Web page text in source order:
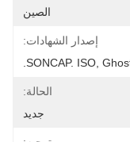
الصين
إصدار الشهادات:
SONCAP. ISO,
الحالة:
جديد